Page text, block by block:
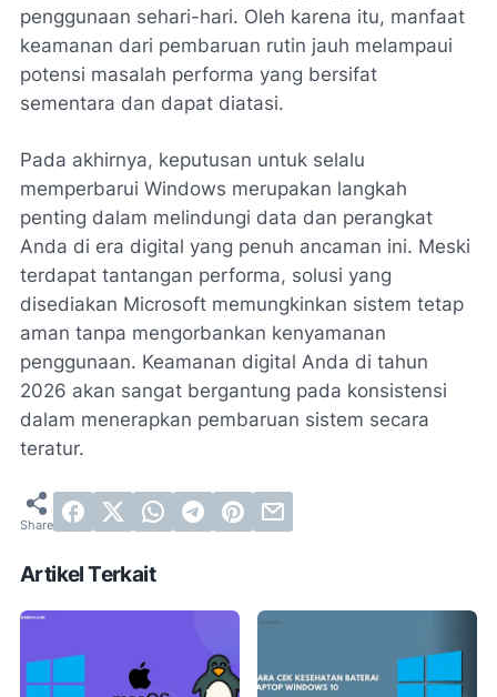
penggunaan sehari-hari. Oleh karena itu, manfaat
keamanan dari pembaruan rutin jauh melampaui
potensi masalah performa yang bersifat
sementara dan dapat diatasi.
Pada akhirnya, keputusan untuk selalu
memperbarui Windows merupakan langkah
penting dalam melindungi data dan perangkat
Anda di era digital yang penuh ancaman ini. Meski
terdapat tantangan performa, solusi yang
disediakan Microsoft memungkinkan sistem tetap
aman tanpa mengorbankan kenyamanan
penggunaan. Keamanan digital Anda di tahun
2026 akan sangat bergantung pada konsistensi
dalam menerapkan pembaruan sistem secara
teratur.
Artikel Terkait